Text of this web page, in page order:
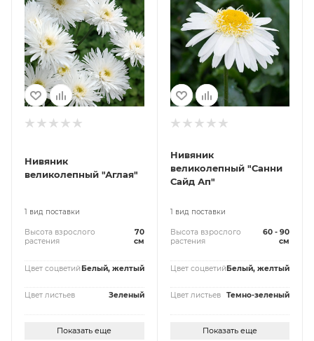
Нивяник
великолепный "Аглая"
1 вид поставки
Высота взрослого
растения
70
см
Цвет соцветий Белый, желтый
Цвет листьев Зеленый
Показать еще
Нивяник
великолепный "Санни
Сайд Ап"
1 вид поставки
Высота взрослого
растения
60 - 90
см
Цвет соцветийБелый, желтый
Цвет листьев Темно-зеленый
Показать еще